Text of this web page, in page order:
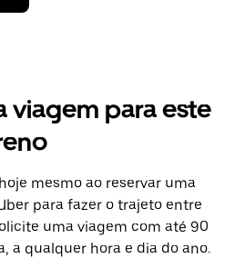
viagem para este
mesmo ao reservar uma
para fazer o trajeto entre
uma viagem com até 90
a qualquer hora e dia do ano.